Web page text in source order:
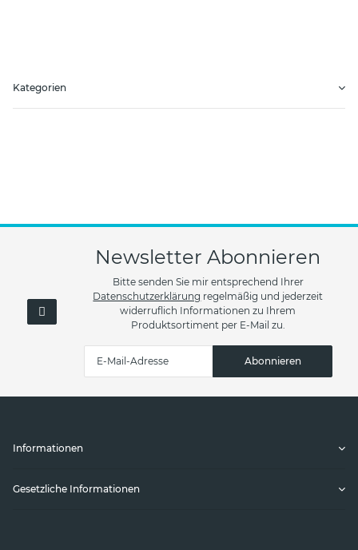
Kategorien
Newsletter Abonnieren
Bitte senden Sie mir entsprechend Ihrer
Datenschutzerklärung regelmäßig und jederzeit
widerruflich Informationen zu Ihrem
Produktsortiment per E-Mail zu.
Abonnieren
Informationen
Gesetzliche Informationen